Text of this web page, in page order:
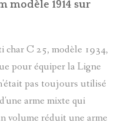
SOLANGE
DE
FABRE
modèle 1914 sur
char C 25, modèle 1934,
pour équiper la Ligne
pas toujours utilisé
arme mixte qui
volume réduit une arme